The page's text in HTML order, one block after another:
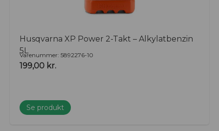
Husqvarna XP Power 2-Takt – Alkylatbenzin
5L
Varenummer: 5892276-10
199,00 kr.
Se produkt